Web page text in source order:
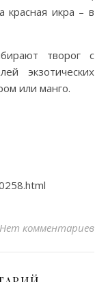
красная икра – в
творог с
экзотических
или манго.
Нет комментариев